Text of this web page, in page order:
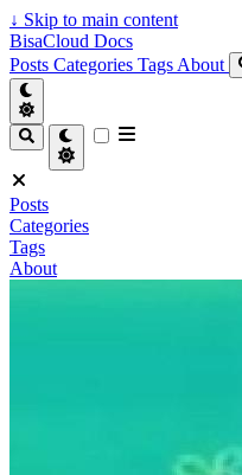
↓ Skip to main content
BisaCloud Docs
Posts Categories Tags About
Posts
Categories
Tags
About